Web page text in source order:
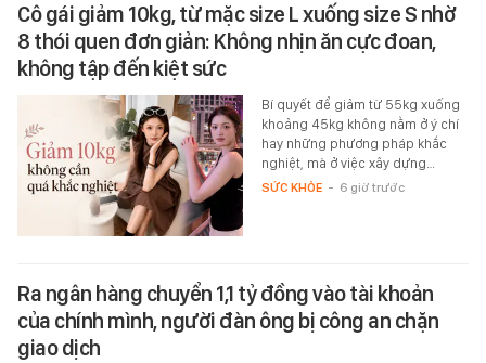
Cô gái giảm 10kg, từ mặc size L xuống size S nhờ
8 thói quen đơn giản: Không nhịn ăn cực đoan,
không tập đến kiệt sức
Bí quyết để giảm từ 55kg xuống
khoảng 45kg không nằm ở ý chí
hay những phương pháp khắc
nghiệt, mà ở việc xây dựng…
SỨC KHỎE - 6 giờ trước
Ra ngân hàng chuyển 1,1 tỷ đồng vào tài khoản
của chính mình, người đàn ông bị công an chặn
giao dịch